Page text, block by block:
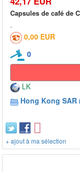
Capsules de café de
0,00 EUR
0
LK
Hong Kong SAR
+ ajout à ma sélection